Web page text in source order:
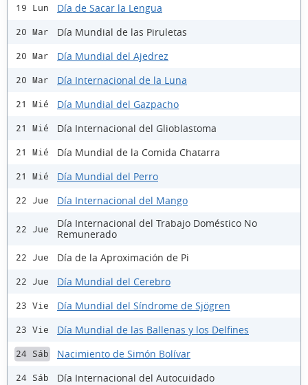
19 Lun Día de Sacar la Lengua
20 Mar Día Mundial de las Piruletas
20 Mar Día Mundial del Ajedrez
20 Mar Día Internacional de la Luna
21 Mié Día Mundial del Gazpacho
21 Mié Día Internacional del Glioblastoma
21 Mié Día Mundial de la Comida Chatarra
21 Mié Día Mundial del Perro
22 Jue Día Internacional del Mango
22 Jue
Día Internacional del Trabajo Doméstico No
Remunerado
22 Jue Día de la Aproximación de Pi
22 Jue Día Mundial del Cerebro
23 Vie Día Mundial del Síndrome de Sjögren
23 Vie Día Mundial de las Ballenas y los Delfines
24 Sáb Nacimiento de Simón Bolívar
24 Sáb Día Internacional del Autocuidado